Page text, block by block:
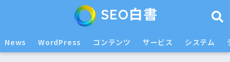
SEO白書
News WordPress コンテンツ サービス システム